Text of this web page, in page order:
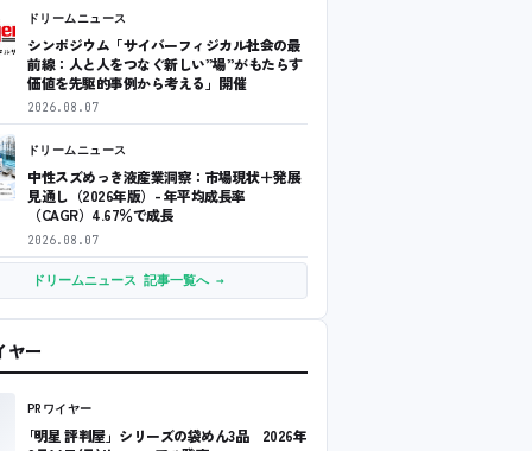
ドリームニュース
シンポジウム「サイバーフィジカル社会の最
前線：人と人をつなぐ新しい”場”がもたらす
価値を先駆的事例から考える」開催
2026.08.07
ドリームニュース
中性スズめっき液産業洞察：市場現状＋発展
見通し（2026年版）- 年平均成長率
（CAGR）4.67％で成長
2026.08.07
ドリームニュース 記事一覧へ →
ヤー
PRワイヤー
｢明星 評判屋」シリーズの袋めん3品 2026年